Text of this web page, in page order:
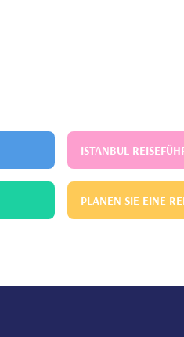
ISTANBUL
PLANEN SIE EINE